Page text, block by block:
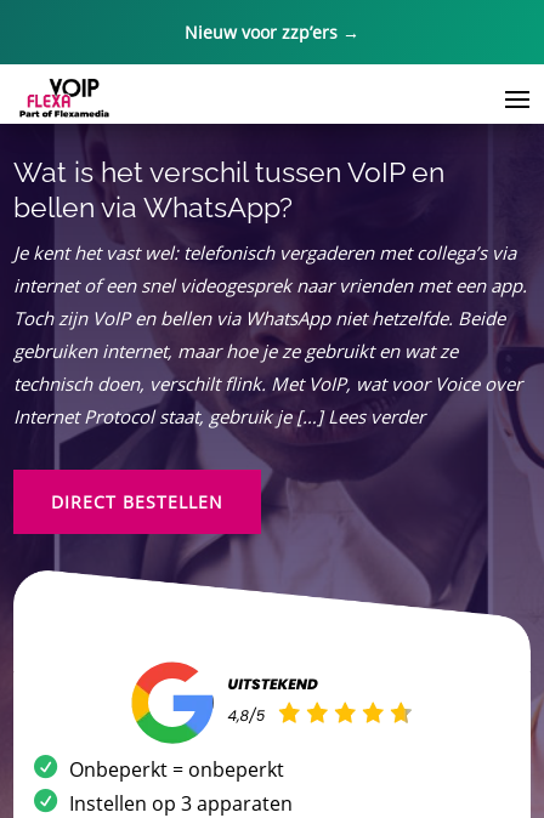
Nieuw voor zzp’ers →
Wat is het verschil tussen VoIP en
bellen via WhatsApp?
Je kent het vast wel: telefonisch vergaderen met collega’s via
internet of een snel videogesprek naar vrienden met een app.
Toch zijn VoIP en bellen via WhatsApp niet hetzelfde. Beide
gebruiken internet, maar hoe je ze gebruikt en wat ze
technisch doen, verschilt flink. Met VoIP, wat voor Voice over
Internet Protocol staat, gebruik je […] Lees verder
DIRECT BESTELLEN
Onbeperkt = onbeperkt
Instellen op 3 apparaten